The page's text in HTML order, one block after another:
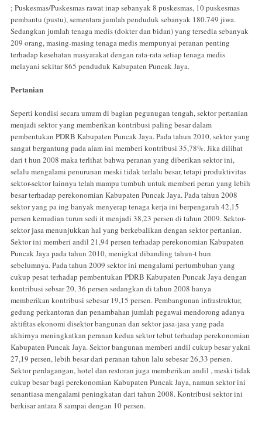
; Puskesmas/Puskesmas rawat inap sebanyak 8 puskesmas, 10 puskesmas
pembantu (pustu), sementara jumlah penduduk sebanyak 180.749 jiwa.
Sedangkan jumlah tenaga medis (dokter dan bidan) yang tersedia sebanyak
209 orang, masing-masing tenaga medis mempunyai peranan penting
terhadap kesehatan masyarakat dengan rata-rata setiap tenaga medis
melayani sekitar 865 penduduk Kabupaten Puncak Jaya.
Pertanian
Seperti kondisi secara umum di bagian pegunugan tengah, sektor pertanian
menjadi sektor yang memberikan kontribusi paling besar dalam
pembentukan PDRB Kabupaten Puncak Jaya. Pada tahun 2010, sektor yang
sangat bergantung pada alam ini memberi kontribusi 35,78%. Jika dilihat
dari t hun 2008 maka terlihat bahwa peranan yang diberikan sektor ini,
selalu mengalami penurunan meski tidak terlalu besar, tetapi produktivitas
sektor-sektor lainnya telah mampu tumbuh untuk memberi peran yang lebih
besar terhadap perekonomian Kabupaten Puncak Jaya. Pada tahun 2008
sektor yang pa ing banyak menyerap tenaga kerja ini berpengaruh 42,15
persen kemudian turun sedi it menjadi 38,23 persen di tahun 2009. Sektor-
sektor jasa menunjukkan hal yang berkebalikan dengan sektor pertanian.
Sektor ini memberi andil 21,94 persen terhadap perekonomian Kabupaten
Puncak Jaya pada tahun 2010, menigkat dibanding tahun-t hun
sebelumnya. Pada tahun 2009 sektor ini mengalami pertumbuhan yang
cukup pesat terhadap pembentukan PDRB Kabupaten Puncak Jaya dengan
kontribusi sebsar 20, 36 persen sedangkan di tahun 2008 hanya
memberikan kontribusi sebesar 19,15 persen. Pembangunan infrastruktur,
gedung perkantoran dan penambahan jumlah pegawai mendorong adanya
aktifitas ekonomi disektor bangunan dan sektor jasa-jasa yang pada
akhirnya meningkatkan peranan kedua sektor tebut terhadap perekonomian
Kabupaten Puncak Jaya. Sektor bangunan memberi andil cukup besar yakni
27,19 persen, lebih besar dari peranan tahun lalu sebesar 26,33 persen.
Sektor perdagangan, hotel dan restoran juga memberikan andil , meski tidak
cukup besar bagi perekonomian Kabupaten Puncak Jaya, namun sektor ini
senantiasa mengalami peningkatan dari tahun 2008. Kontribusi sektor ini
berkisar antara 8 sampai dengan 10 persen.